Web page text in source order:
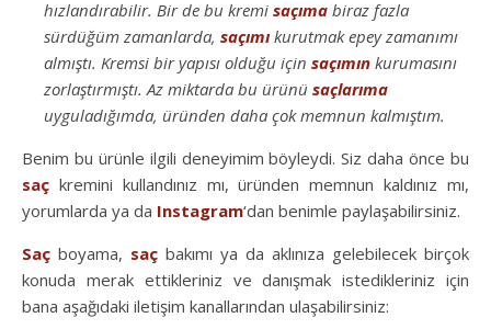
hızlandırabilir. Bir de bu kremi saçıma biraz fazla
sürdüğüm zamanlarda, saçımıkurutmak epey zamanımı
almıştı. Kremsi bir yapısı olduğu için saçımın kurumasını
zorlaştırmıştı. Az miktarda bu ürünü saçlarıma
uyguladığımda, üründen daha çok memnun kalmıştım.
Benim bu ürünle ilgili deneyimim böyleydi. Siz daha önce bu
saç kremini kullandınız mı, üründen memnun kaldınız mı,
yorumlarda ya da Instagram‘dan benimle paylaşabilirsiniz.
Saç boyama, saç bakımı ya da aklınıza gelebilecek birçok
konuda merak ettikleriniz ve danışmak istedikleriniz için
bana aşağıdaki iletişim kanallarından ulaşabilirsiniz: